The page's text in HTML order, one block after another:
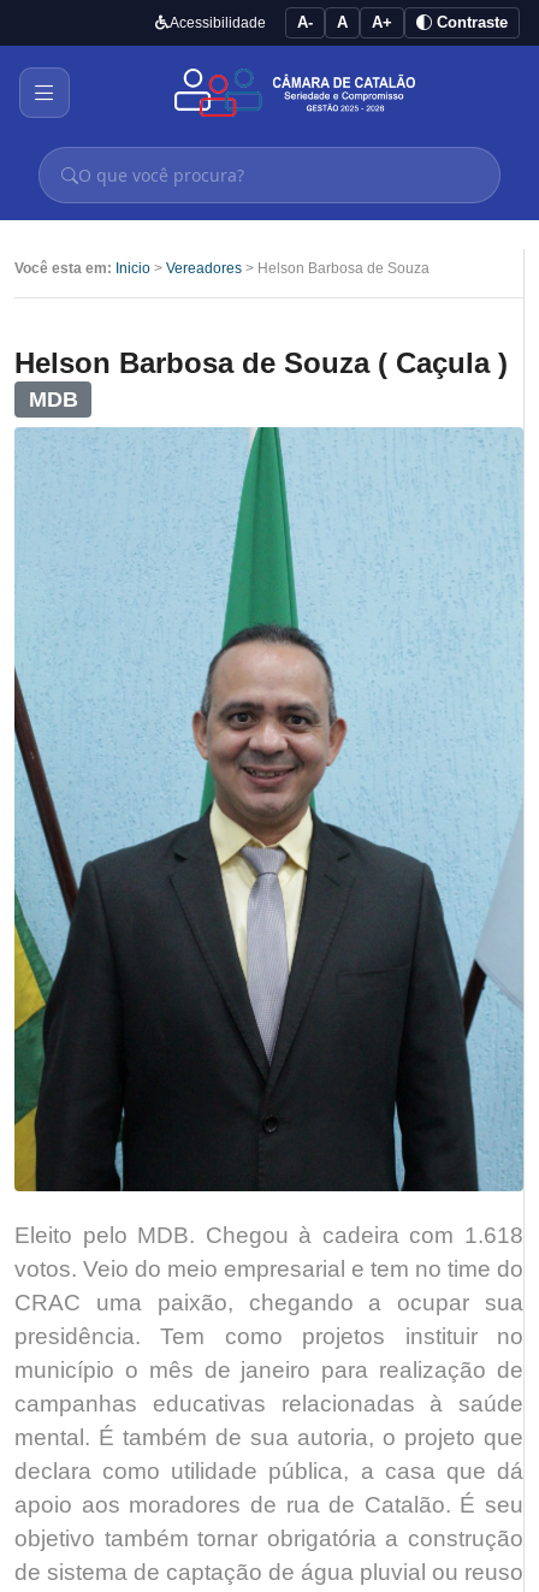
Acessibilidade A- A A+ Contraste
Você esta em: Inicio > Vereadores > Helson Barbosa de Souza
Helson Barbosa de Souza ( Caçula )
MDB
Eleito pelo MDB. Chegou à cadeira com 1.618
votos. Veio do meio empresarial e tem no time do
CRAC uma paixão, chegando a ocupar sua
presidência. Tem como projetos instituir no
município o mês de janeiro para realização de
campanhas educativas relacionadas à saúde
mental. É também de sua autoria, o projeto que
declara como utilidade pública, a casa que dá
apoio aos moradores de rua de Catalão. É seu
objetivo também tornar obrigatória a construção
de sistema de captação de água pluvial ou reuso